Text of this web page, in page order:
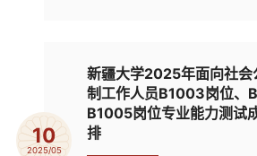
体检人选。体检...
10
2025/05
新疆大学2025年面向社会
制工作人员B1003岗位、
B1005岗位专业能力测试
排